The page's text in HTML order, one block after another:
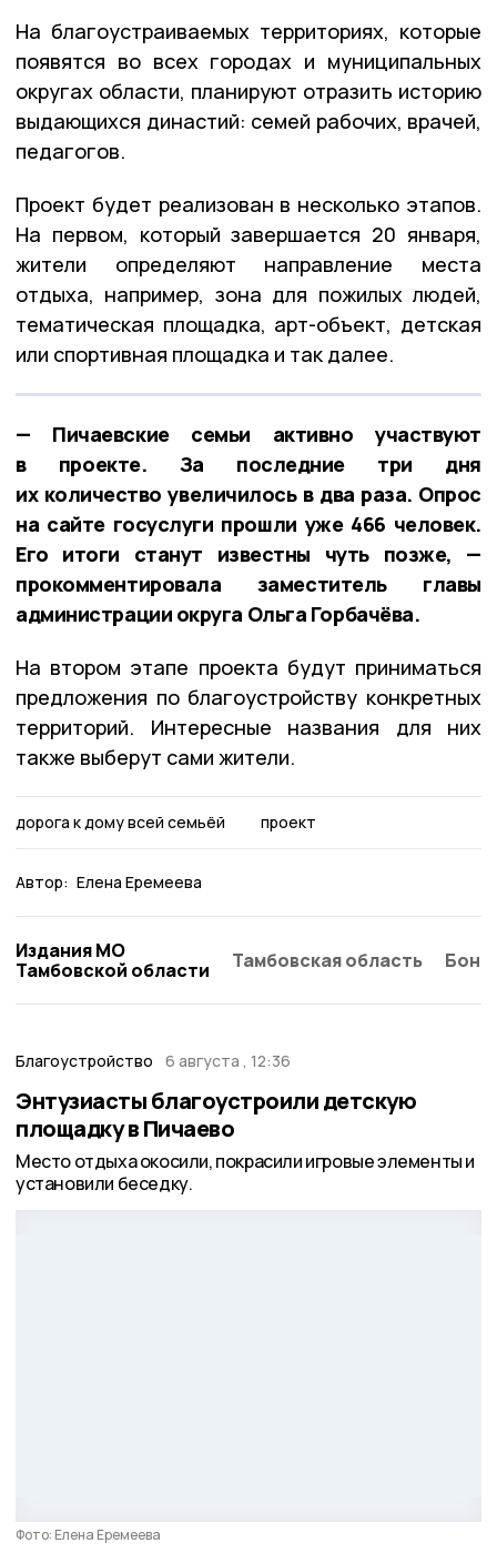
На благоустраиваемых территориях, которые
появятся во всех городах и муниципальных
округах области, планируют отразить историю
выдающихся династий: семей рабочих, врачей,
педагогов.
Проект будет реализован в несколько этапов.
На первом, который завершается 20 января,
жители определяют направление места
отдыха, например, зона для пожилых людей,
тематическая площадка, арт-объект, детская
или спортивная площадка и так далее.
— Пичаевские семьи активно участвуют
в проекте. За последние три дня
их количество увеличилось в два раза. Опрос
на сайте госуслуги прошли уже 466 человек.
Его итоги станут известны чуть позже, —
прокомментировала заместитель главы
администрации округа Ольга Горбачёва.
На втором этапе проекта будут приниматься
предложения по благоустройству конкретных
территорий. Интересные названия для них
также выберут сами жители.
дорога к дому всей семьёй проект
Автор: Елена Еремеева
Издания МО
Тамбовской области
Тамбовская область
Благоустройство 6 августа , 12:36
Энтузиасты благоустроили детскую
площадку в Пичаево
Место отдыха окосили, покрасили игровые элементы и
установили беседку.
Фото: Елена Еремеева